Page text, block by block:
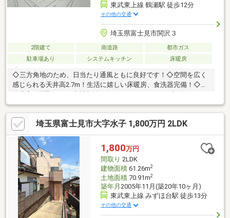
東武東上線 鶴瀬駅 徒歩12分
その他の交通
埼玉県富士見市関沢３
2階建て 南道路
都市ガス
駐車場あり
システムキッチン 床暖房
◇三方角地のため、日当たり通風ともに良好です！◇空間を広く
感じられる天井高2.7m！生活に嬉しい床暖房、食洗器完備！◇収
納豊富な間取り！（土間収納、WIC、ユーティリティ収納）
埼玉県富士見市大字水子 1,800万円 2LDK
1,800万円
間取り 2LDK
建物面積61.26m2
土地面積70.91m2
築年月 2005年11月(築20年10ヶ月)
東武東上線 みずほ台駅 徒歩13分
その他の交通